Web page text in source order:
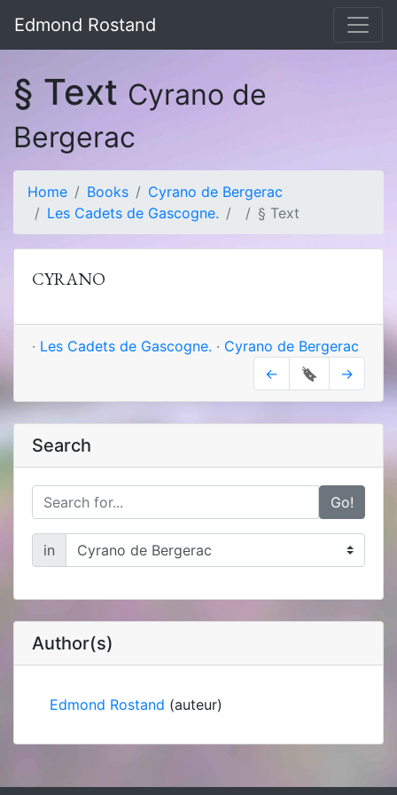
Edmond Rostand
§ Text Cyrano de
Bergerac
Home Books
Cyrano de Bergerac
Les Cadets de Gascogne.
§ Text
CYRANO
· Les Cadets de Gascogne. · Cyrano de Bergerac
←
🔖 →
Search
Go!
in
Author(s)
Edmond Rostand (auteur)